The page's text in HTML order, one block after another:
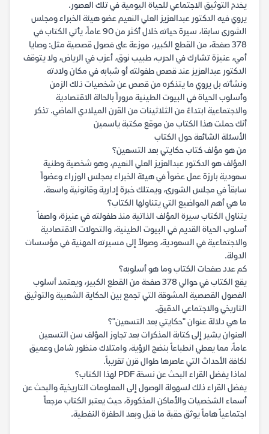
يخدم التوثيق الاجتماعي للحياة اليومية في تلك العصور.
يروي فيه الدكتور عبدالعزيز العلي النعيم عضو هيئة الخبراء ومجلس
الشورى سابقا، سيرة حياته خلال أكثر من ٩٠ عاماً، يأتي الكتاب في
378 صفحة، من القطع الكبير، موزعة على فصول قصصية مثل: وصايا
أمي، عنيزة تشارك في الحرب، طبيب نوق، أعزب في الرياض، ولا يتوقف
الدكتور عبدالعزيز عند قصص طفولته أو شبابه في مكان ولادته
ونشأته بل يروي ما يتذكره من قصص عن شخصيات ذلك الزمن
وأسلوب الحياة في البيوت الطينية مروراً بالحالة الاقتصادية
والاجتماعية ابتداءً من الثلاثينات من القرن الميلادي الماضي. تذكر
أنك حملت هذا الكتاب من موقع مكتبة ياسمين
الأسئلة الشائعة حول الكتاب
من هو مؤلف كتاب حكايتي بعد التسعين؟
المؤلف هو الدكتور عبدالعزيز العلي النعيم، وهو شخصية وطنية
سعودية بارزة عمل عضواً في هيئة الخبراء بمجلس الوزراء وعضواً
سابقاً في مجلس الشورى، ويمتلك خبرة إدارية وقانونية واسعة.
ما هي أهم المواضيع التي يتناولها الكتاب؟
يتناول الكتاب سيرة المؤلف الذاتية منذ طفولته في عنيزة، واصفاً
أسلوب الحياة القديم في البيوت الطينية، والتحولات الاقتصادية
والاجتماعية في السعودية، وصولاً إلى مسيرته المهنية في مؤسسات
الدولة.
كم عدد صفحات الكتاب وما هو أسلوبه؟
يقع الكتاب في حوالي 378 صفحة من القطع الكبير، ويعتمد أسلوب
الفصول القصصية المشوقة التي تجمع بين الحكاية الشعبية والتوثيق
التاريخي والاجتماعي الدقيق.
ما هي دلالة عنوان "حكايتي بعد التسعين"؟
العنوان يشير إلى كتابة المذكرات بعد تجاوز المؤلف سن التسعين
عاماً، مما يعطي انطباعاً بنضج الرؤية، وامتلاك منظور شامل وعميق
لكافة الأحداث التي عاصرها طوال قرن تقريباً.
لماذا يفضل القراء البحث عن نسخة PDF لهذا الكتاب؟
يفضل القراء ذلك لسهولة الوصول إلى المعلومات التاريخية والبحث عن
أسماء الشخصيات والأماكن المذكورة، حيث يعتبر الكتاب مرجعاً
اجتماعياً هاماً يوثق حقبة ما قبل وبعد الطفرة النفطية.